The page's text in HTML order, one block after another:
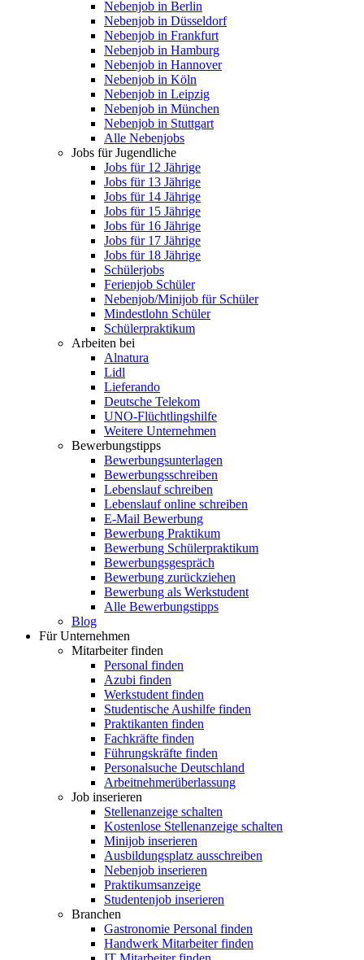
Nebenjob in Berlin
Nebenjob in Düsseldorf
Nebenjob in Frankfurt
Nebenjob in Hamburg
Nebenjob in Hannover
Nebenjob in Köln
Nebenjob in Leipzig
Nebenjob in München
Nebenjob in Stuttgart
Alle Nebenjobs
Jobs für Jugendliche
Jobs für 12 Jährige
Jobs für 13 Jährige
Jobs für 14 Jährige
Jobs für 15 Jährige
Jobs für 16 Jährige
Jobs für 17 Jährige
Jobs für 18 Jährige
Schülerjobs
Ferienjob Schüler
Nebenjob/Minijob für Schüler
Mindestlohn Schüler
Schülerpraktikum
Arbeiten bei
Alnatura
Lidl
Lieferando
Deutsche Telekom
UNO-Flüchtlingshilfe
Weitere Unternehmen
Bewerbungstipps
Bewerbungsunterlagen
Bewerbungsschreiben
Lebenslauf schreiben
Lebenslauf online schreiben
E-Mail Bewerbung
Bewerbung Praktikum
Bewerbung Schülerpraktikum
Bewerbungsgespräch
Bewerbung zurückziehen
Bewerbung als Werkstudent
Alle Bewerbungstipps
Blog
Für Unternehmen
Mitarbeiter finden
Personal finden
Azubi finden
Werkstudent finden
Studentische Aushilfe finden
Praktikanten finden
Fachkräfte finden
Führungskräfte finden
Personalsuche Deutschland
Arbeitnehmerüberlassung
Job inserieren
Stellenanzeige schalten
Kostenlose Stellenanzeige schalten
Minijob inserieren
Ausbildungsplatz ausschreiben
Nebenjob inserieren
Praktikumsanzeige
Studentenjob inserieren
Branchen
Gastronomie Personal finden
Handwerk Mitarbeiter finden